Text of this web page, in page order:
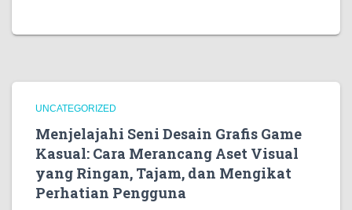
UNCATEGORIZED
Menjelajahi Seni Desain Grafis Game
Kasual: Cara Merancang Aset Visual
yang Ringan, Tajam, dan Mengikat
Perhatian Pengguna